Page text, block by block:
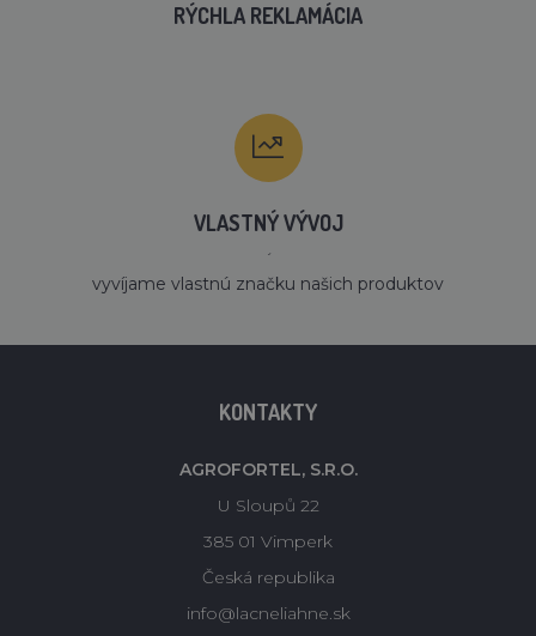
RÝCHLA REKLAMÁCIA
VLASTNÝ VÝVOJ
´
vyvíjame vlastnú značku našich produktov
KONTAKTY
AGROFORTEL, S.R.O.
U Sloupů 22
385 01 Vimperk
Česká republika
info@lacneliahne.sk